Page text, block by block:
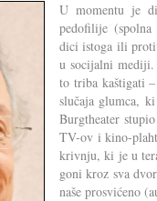
U momentu je
pedofilije (spolna
dici istoga ili
u socijalni
to triba kaštigati
slučaja glumca,
Burgtheater
TV-ov i kino-
krivnju, ki je u
goni kroz sva
naše prosvićeno